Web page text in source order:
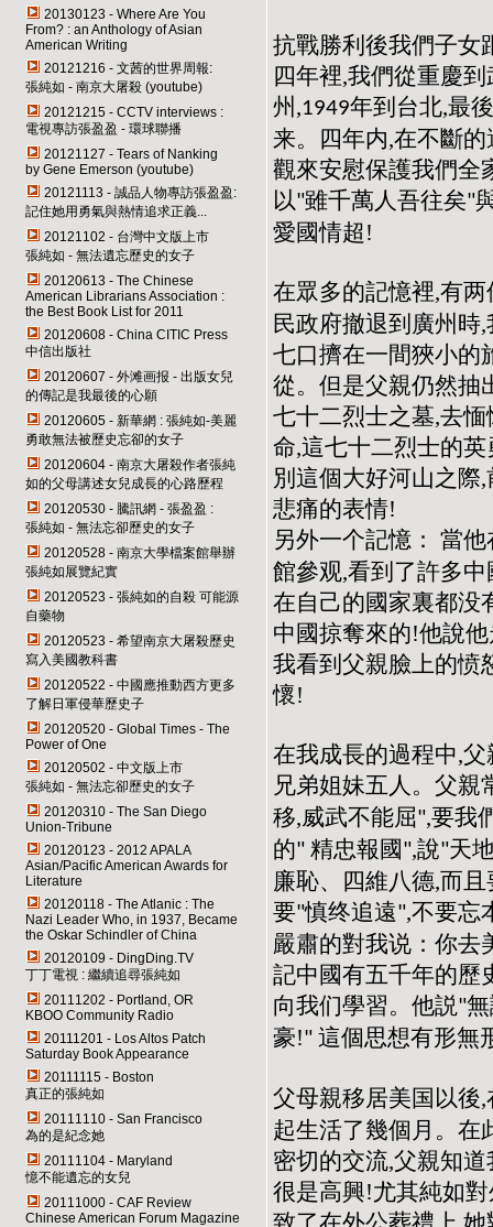
20130123 - Where Are You
From? : an Anthology of Asian
American Writing
20121216 - 文茜的世界周報:
張純如 - 南京大屠殺 (youtube)
20121215 - CCTV interviews :
電視專訪張盈盈 - 環球聯播
20121127 - Tears of Nanking
by Gene Emerson (youtube)
20121113 - 誠品人物專訪張盈盈:
記住她用勇氣與熱情追求正義...
20121102 - 台灣中文版上市
張純如 - 無法遺忘歷史的女子
20120613 - The Chinese
American Librarians Association :
the Best Book List for 2011
20120608 - China CITIC Press
中信出版社
20120607 - 外滩画报 - 出版女兒
的傳記是我最後的心願
20120605 - 新華網 : 張純如-美麗
勇敢無法被歷史忘卻的女子
20120604 - 南京大屠殺作者張純
如的父母講述女兒成長的心路歷程
20120530 - 騰訊網 - 張盈盈 :
張純如 - 無法忘卻歷史的女子
20120528 - 南京大學檔案館舉辦
張純如展覽紀實
20120523 - 張純如的自殺 可能源
自藥物
20120523 - 希望南京大屠殺歷史
寫入美國教科書
20120522 - 中國應推動西方更多
了解日軍侵華歷史子
20120520 - Global Times - The
Power of One
20120502 - 中文版上市
張純如 - 無法忘卻歷史的女子
20120310 - The San Diego
Union-Tribune
20120123 - 2012 APALA
Asian/Pacific American Awards for
Literature
20120118 - The Atlanic : The
Nazi Leader Who, in 1937, Became
the Oskar Schindler of China
20120109 - DingDing.TV
丁丁電視 : 繼續追尋張純如
20111202 - Portland, OR
KBOO Community Radio
20111201 - Los Altos Patch
Saturday Book Appearance
20111115 - Boston
真正的張純如
20111110 - San Francisco
為的是紀念她
20111104 - Maryland
憶不能遺忘的女兒
20111000 - CAF Review
Chinese American Forum Magazine
抗戰勝利後我們子女
四年裡,我們從重慶
州,1949年到台北,最
来。四年内,在不斷
觀來安慰保護我們全
以"雖千萬人吾往矣"
愛國情超!
在眾多的記憶裡,有
民政府撤退到廣州時
七口擠在一間狹小的
從。但是父親仍然抽
七十二烈士之墓,去
命,這七十二烈士的
別這個大好河山之際
悲痛的表情!
另外一个記憶： 當他
館參观,看到了許多
在自己的國家裏都没
中國掠奪來的!他說
我看到父親臉上的愤
懷!
在我成長的過程中,
兄弟姐妹五人。父親
移,威武不能屈",要我
的" 精忠報國",說"天
廉恥、四維八德,而
要"慎终追遠",不要忘
嚴肅的對我说：你去
記中國有五千年的歷
向我们學習。他説"
豪!" 這個思想有形無
父母親移居美国以後,
起生活了幾個月。在
密切的交流,父親知
很是高興!尤其純如